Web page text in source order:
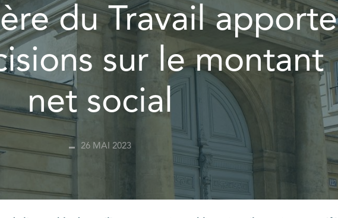
du Travail apporte
sur le montant
net social
26 MAI 2023